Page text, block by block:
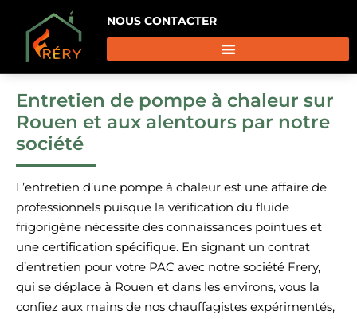
NOUS CONTACTER
Entretien de pompe à chaleur sur
Rouen et aux alentours par notre
société
L’entretien d’une pompe à chaleur est une affaire de
professionnels puisque la vérification du fluide
frigorigène nécessite des connaissances pointues et
une certification spécifique. En signant un contrat
d’entretien pour votre PAC avec notre société Frery,
qui se déplace à Rouen et dans les environs, vous la
confiez aux mains de nos chauffagistes expérimentés,